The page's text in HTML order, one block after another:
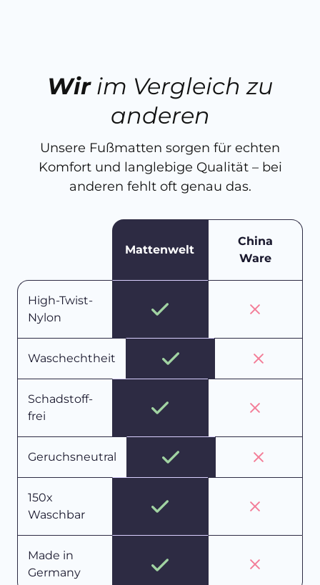
Wirim Vergleich zu
anderen
Unsere Fußmatten sorgen für echten
Komfort und langlebige Qualität – bei
anderen fehlt oft genau das.
Mattenwelt
China
Ware
High-Twist-
Nylon
Waschechtheit
Schadstoff-
frei
Geruchsneutral
150x
Waschbar
Made in
Germany